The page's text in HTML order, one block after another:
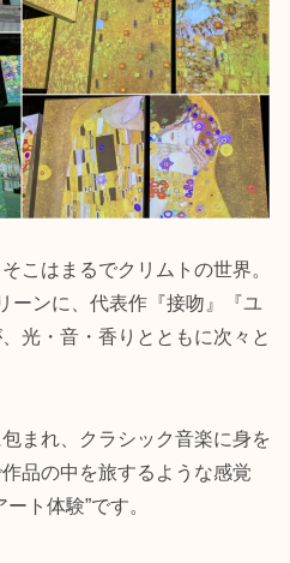
こはまるでクリムトの世界。
ーンに、代表作『接吻』『ユ
光・音・香りとともに次々と
まれ、クラシック音楽に身を
品の中を旅するような感覚
ト体験”です。